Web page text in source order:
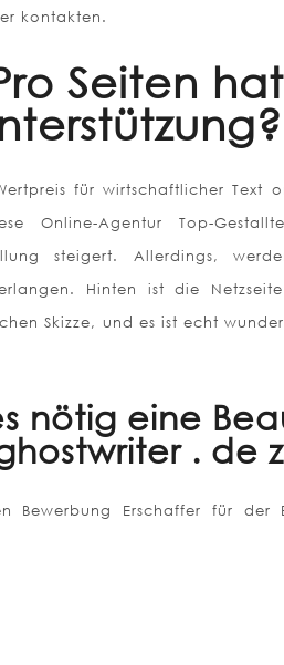
kontakten.
Seiten
für wirtschaftlicher Text
Online-Agentur Top-
steigert. Allerdings,
Hinten ist die
Skizze, und es ist echt
nötig eine
. de
Bewerbung Erschaffer für